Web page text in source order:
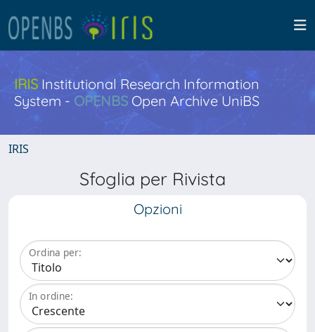
IRISInstitutional Research Information
System - OPENBS Open Archive UniBS
IRIS
Sfoglia per Rivista
Opzioni
Ordina per:
In ordine: